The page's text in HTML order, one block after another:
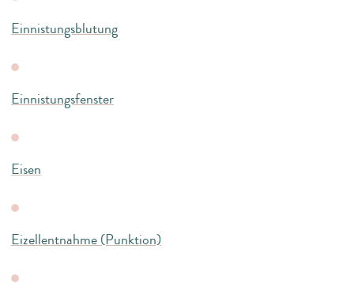
Einnistungsblutung
Einnistungsfenster
Eisen
Eizellentnahme (Punktion)